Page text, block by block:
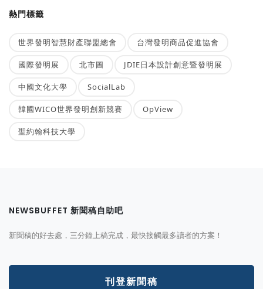
熱門標籤
世界發明智慧財產聯盟總會 台灣發明商品促進協會
國際發明展 北市圖 JDIE日本設計創意暨發明展
中國文化大學 SocialLab
韓國WICO世界發明創新競賽 OpView
聖約翰科技大學
NEWSBUFFET 新聞稿自助吧
新聞稿的好去處，三分鐘上稿完成，最快接觸最多讀者的方案！
刊登新聞稿